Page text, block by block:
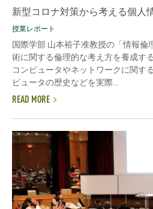
新型コロナ対策から考える個人
授業レポート
国際学部 山本裕子准教授の「情報倫
術に関する倫理的な考え方を養成す
コンピュータやネットワークに関す
ピュータの歴史などを実際...
READ MORE